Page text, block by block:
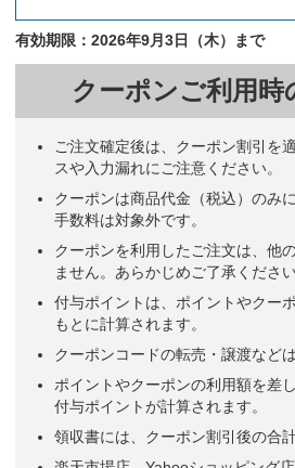
有効期限：2026年9月3日（木）まで
クーポンご利用時
ご注文確定後は、クーポン割引を
スや入力漏れにご注意ください。
クーポンは商品代金（税込）のみ
手数料は対象外です。
クーポンを利用したご注文は、他
ません。あらかじめご了承ください
付与ポイントは、ポイントやクー
もとに計算されます。
クーポンコードの転売・譲渡など
ポイントやクーポンの利用額を差
付与ポイントが計算されます。
領収書には、クーポン割引後の合